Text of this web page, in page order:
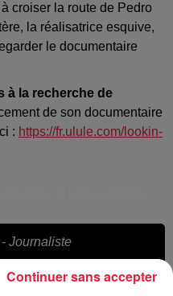
croiser la route de Pedro
la réalisatrice esquive,
le documentaire
à la recherche de
de son documentaire
: https://fr.ulule.com/lookin-
- Journaliste
Continuer sans accepter